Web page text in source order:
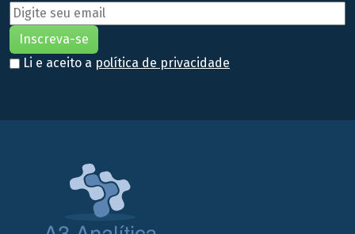
Li e aceito a política de privacidade